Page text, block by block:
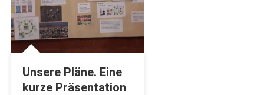
Unsere Pläne. Eine
kurze Präsentation